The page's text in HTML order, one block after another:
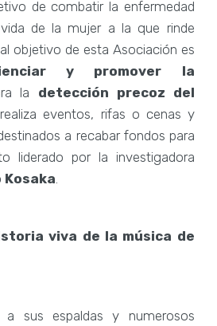
de combatir la enfermedad
de la mujer a la que rinde
objetivo de esta Asociación es
y promover la
la detección precoz del
realiza eventos, rifas o cenas y
a recabar fondos para
liderado por la investigadora
viva de la música de
a sus espaldas y numerosos